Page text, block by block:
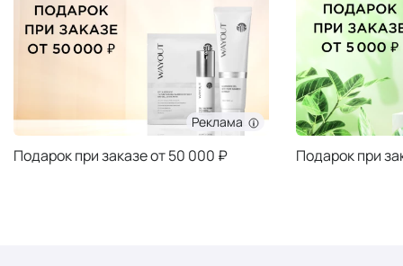
Реклама
Подарок при заказе от 50 000 ₽ Подарок при